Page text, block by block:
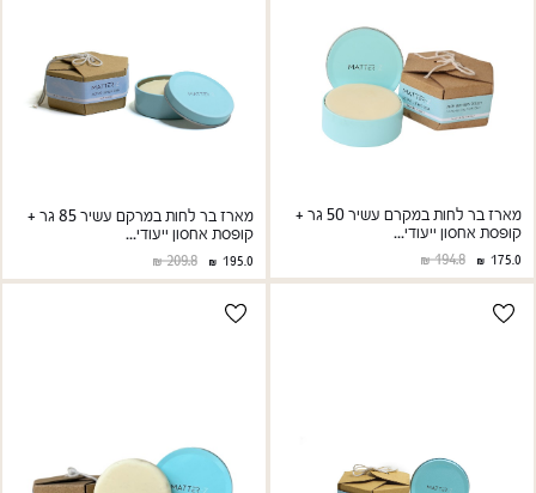
מארז בר לחות במקרם עשיר 50 גר +
קופסת אחסון ייעודי...
175.0
194.8
מארז בר לחות במרקם עשיר 85 גר +
קופסת אחסון ייעודי...
195.0
209.8